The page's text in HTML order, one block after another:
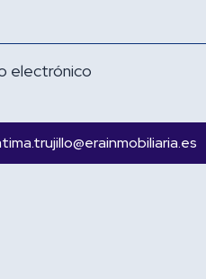
electrónico